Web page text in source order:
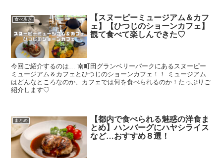
食べ歩き
【スヌーピーミュージアム＆カフ
ェ】【ひつじのショーンカフェ】
観て食べて楽しんできた♡
今回ご紹介するのは… 南町田グランベリーパークにあるスヌーピー
ミュージアム＆カフェとひつじのショーンカフェ！！ ミュージアム
はどんなところなのか、カフェでは何を食べられるのか！たっぷりご
紹介します♡
まとめ
【都内で食べられる魅惑の洋食ま
とめ】ハンバーグにハヤシライス
など…おすすめ８選！